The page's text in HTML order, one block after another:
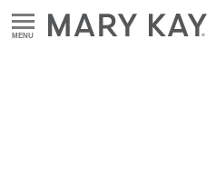
MENU